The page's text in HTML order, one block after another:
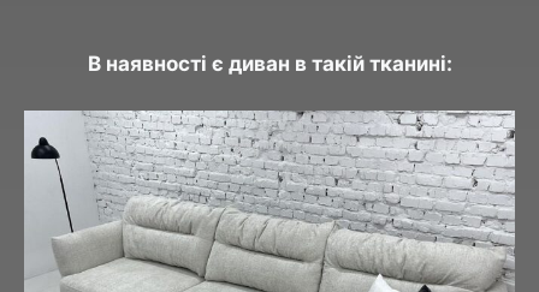
В наявності є диван в такій тканині: